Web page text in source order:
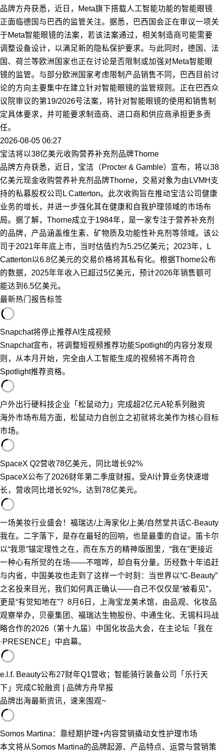
品牌方舟获悉，近日，Meta旗下搭载人工智能功能的智能眼镜
正面临德国与巴西的监管关注。据悉，巴西国会正在审议一项关
于Meta智能眼镜的法案，若该法案通过，相关制造商可能需要
调整设备设计，以满足新的隐私保护要求。与此同时，德国、法
国、荷兰等欧洲国家也正在讨论是否限制或加强对Meta智能眼
镜的监管。与部分欧洲国家考虑限制产品销售不同，巴西目前讨
论的方向主要集中在建立针对智能眼镜的监管规则。正在巴西众
议院审议的第19/2026号法案，将针对智能眼镜的使用和销售制
定具体要求，并可能要求制造商、进口商和供应商承担更多责
任。
2026-08-05 06:27
宝洁将以38亿美元收购营养补充剂品牌Thorne
品牌方舟获悉，近日，宝洁（Procter & Gamble）宣布，将以38
亿美元现金收购营养补充剂品牌Thorne，交易对象为由LVMH支
持的私募股权公司L Catterton。此次收购旨在推动宝洁公司健康
业务的增长，并进一步强化其在健康和自我护理领域的市场布
局。据了解，Thorne成立于1984年，是一家专注于营养补充剂
的品牌，产品涵盖维生素、矿物质及功能性补充剂等领域。该公
司于2021年年底上市，当时估值约为5.25亿美元；2023年，L
Catterton以6.8亿美元的交易价格将其私有化。根据Thorne公布
的数据，2025年年收入已超过5亿美元，预计2026年销售额可
能达到6.5亿美元。
最新热门 报告标签
Snapchat将停止推荐AI生成视频
Snapchat宣布，将调整短视频推荐功能Spotlight的内容分发规
则，从本月开始，完全由人工智能生成的视频将不再符合
Spotlight推荐资格。
户外出行硬科技企业「松鼠动力」完成超2亿元A轮系列融资
海外市场布局方面，松鼠动力自创立之初就将北美作为核心目标
市场。
SpaceX Q2营收78亿美元，同比增长92%
SpaceX公布了2026财年第二季度财报。受AI计算业务快速增
长，营收同比增长92%，达到78亿美元。
一场美妆行业盛会！福瑞达/上海家化/上美/自然堂共话C-Beauty
我在。二字落下，是存在最轻的回响，也是最重的自证。笛卡尔
以“我思”锚定理性之在，而在东方的精神版图里，“我在”更接近
一种心有所觉的在场——不喧哗，却自有分量。历经数十年追赶
与内省，中国美妆也走到了这样一个时刻：当世界以“C-Beauty”
之名投来目光，我们如何真正确认——自己不仅仅是“被看见”，
更是“有觉知地在”？8月6日，上海宝龙美术馆，由品观、化妆品
观察举办，贝豪集团、福瑞达生物股份、中通生化、无锡科玛战
略合作的2026（第十九届）中国化妆品大会，在主论坛「我在
·PRESENCE」中启幕。
e.l.f. Beauty公布27财年Q1营收；智能骑行装备公司「乐行天
下」完成C轮融资 | 品牌方舟早报
品牌出海最新资讯，速来围观~
Somos Martina：靠经期护理+内容营销撬动女性护理市场
本文将从Somos Martina的品牌起源、产品特点、运营与营销策